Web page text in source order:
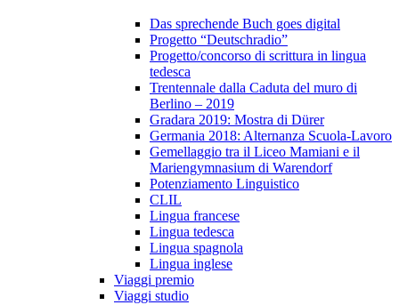
Das sprechende Buch goes digital
Progetto “Deutschradio”
Progetto/concorso di scrittura in lingua
tedesca
Trentennale dalla Caduta del muro di
Berlino – 2019
Gradara 2019: Mostra di Dürer
Germania 2018: Alternanza Scuola-Lavoro
Gemellaggio tra il Liceo Mamiani e il
Mariengymnasium di Warendorf
Potenziamento Linguistico
CLIL
Lingua francese
Lingua tedesca
Lingua spagnola
Lingua inglese
Viaggi premio
Viaggi studio